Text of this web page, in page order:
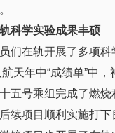
科学实验成果丰硕
们在轨开展了多项
天年中“成绩单”中
五号乘组完成了燃
续项目顺利实施打下